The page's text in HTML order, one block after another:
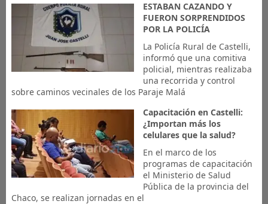
ESTABAN CAZANDO Y
FUERON SORPRENDIDOS
POR LA POLICÍA
La Policía Rural de Castelli,
informó que una comitiva
policial, mientras realizaba
una recorrida y control
sobre caminos vecinales de los Paraje Malá
Capacitación en Castelli:
¿Importan más los
celulares que la salud?
En el marco de los
programas de capacitación
el Ministerio de Salud
Pública de la provincia del
Chaco, se realizan jornadas en el